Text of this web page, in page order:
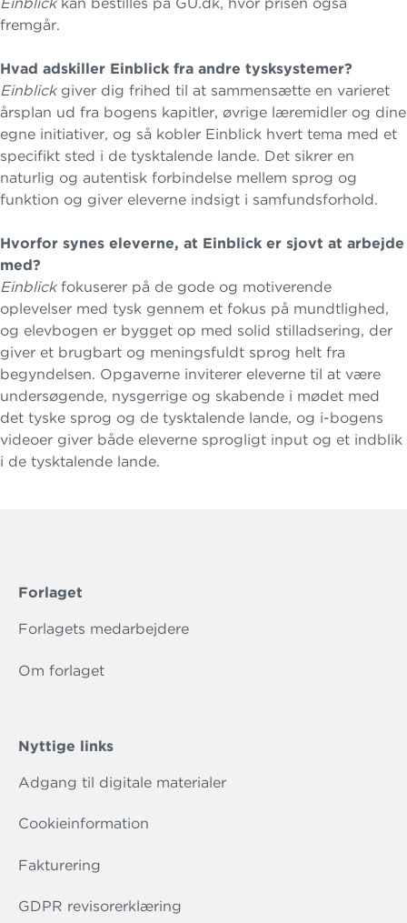
fremgår.
Hvad adskiller Einblick fra andre tysksystemer?
Einblickgiver dig frihed til at sammensætte en varieret
årsplan ud fra bogens kapitler, øvrige læremidler og dine
egne initiativer, og så kobler Einblick hvert tema med et
specifikt sted i de tysktalende lande. Det sikrer en
naturlig og autentisk forbindelse mellem sprog og
funktion og giver eleverne indsigt i samfundsforhold.
Hvorfor synes eleverne, at Einblick er sjovt at arbejde
med?
Einblickfokuserer på de gode og motiverende
oplevelser med tysk gennem et fokus på mundtlighed,
og elevbogen er bygget op med solid stilladsering, der
giver et brugbart og meningsfuldt sprog helt fra
begyndelsen. Opgaverne inviterer eleverne til at være
undersøgende, nysgerrige og skabende i mødet med
det tyske sprog og de tysktalende lande, og i-bogens
videoer giver både eleverne sprogligt input og et indblik
i de tysktalende lande.
Forlaget
Forlagets medarbejdere
Om forlaget
Nyttige links
Adgang til digitale materialer
Cookieinformation
Fakturering
GDPR revisorerklæring